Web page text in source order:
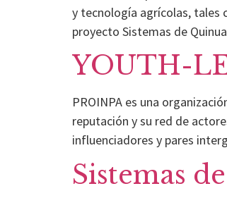
y tecnología agrícolas, tales
proyecto Sistemas de
YOUTH-
PROINPA es una
reputación y su red de
influenciadores y pares
Sistemas